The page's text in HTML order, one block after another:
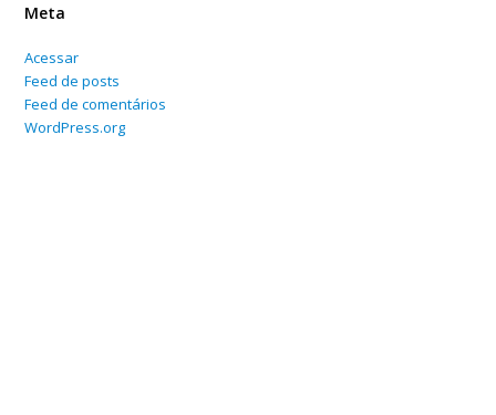
Meta
Acessar
Feed de posts
Feed de comentários
WordPress.org